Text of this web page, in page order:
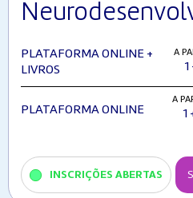
PLATAFORMA ONLINE +
LIVROS
A
1
PLATAFORMA ONLINE
A
1
INSCRIÇÕES ABERTAS